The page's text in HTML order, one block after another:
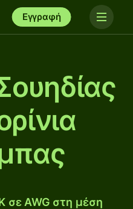
Εγγραφή
σε AWG στη μέση